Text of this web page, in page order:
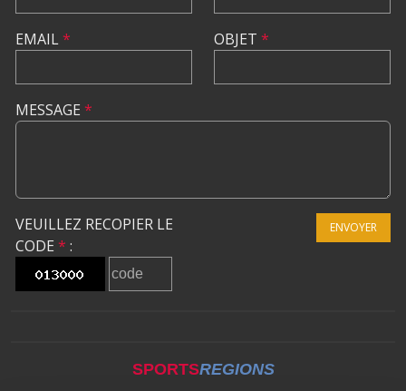
EMAIL* OBJET *
MESSAGE *
VEUILLEZ RECOPIER LE
CODE * :
ENVOYER
SPORTSREGIONS